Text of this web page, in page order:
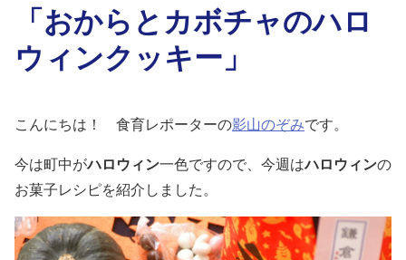
「おからとカボチャのハロ
ウィンクッキー」
こんにちは！ 食育レポーターの影山のぞみです。
今は町中がハロウィン一色ですので、今週はハロウィンの
お菓子レシピを紹介しました。